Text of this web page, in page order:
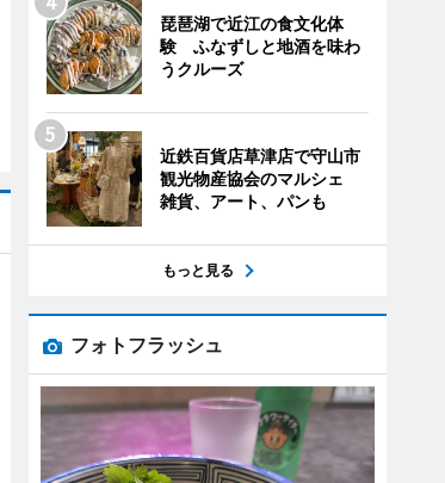
琵琶湖で近江の食文化体
験 ふなずしと地酒を味わ
うクルーズ
近鉄百貨店草津店で守山市
観光物産協会のマルシェ
雑貨、アート、パンも
もっと見る
フォトフラッシュ